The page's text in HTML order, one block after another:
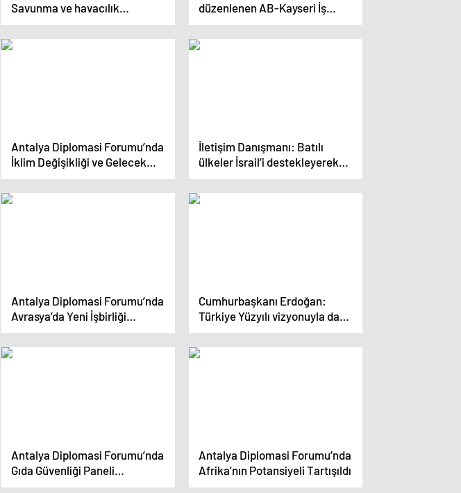
Savunma ve havacılık
sektöründe yeni bir rekor
kırdık
düzenlenen AB-Kayseri İş
Forumu’nda yeşil dönüşüm ve
dijitalleşme vurgusu yapıldı
Antalya Diplomasi Forumu’nda
İklim Değişikliği ve Gelecek
Kuşaklar Konuşuldu
İletişim Danışmanı: Batılı
ülkeler İsrail’i destekleyerek
insan haklarını kaybetti
Antalya Diplomasi Forumu’nda
Avrasya’da Yeni İşbirliği
Dinamikleri Ele Alındı
Cumhurbaşkanı Erdoğan:
Türkiye Yüzyılı vizyonuyla daha
büyük hedeflere yöneldik
Antalya Diplomasi Forumu’nda
Gıda Güvenliği Paneli
Düzenlendi
Antalya Diplomasi Forumu’nda
Afrika’nın Potansiyeli Tartışıldı